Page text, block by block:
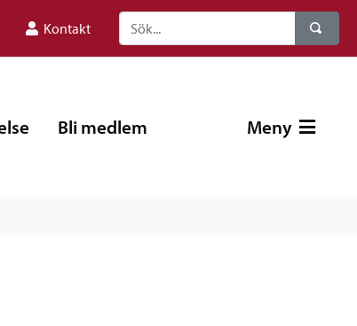
Kontakt
Bli medlem Meny